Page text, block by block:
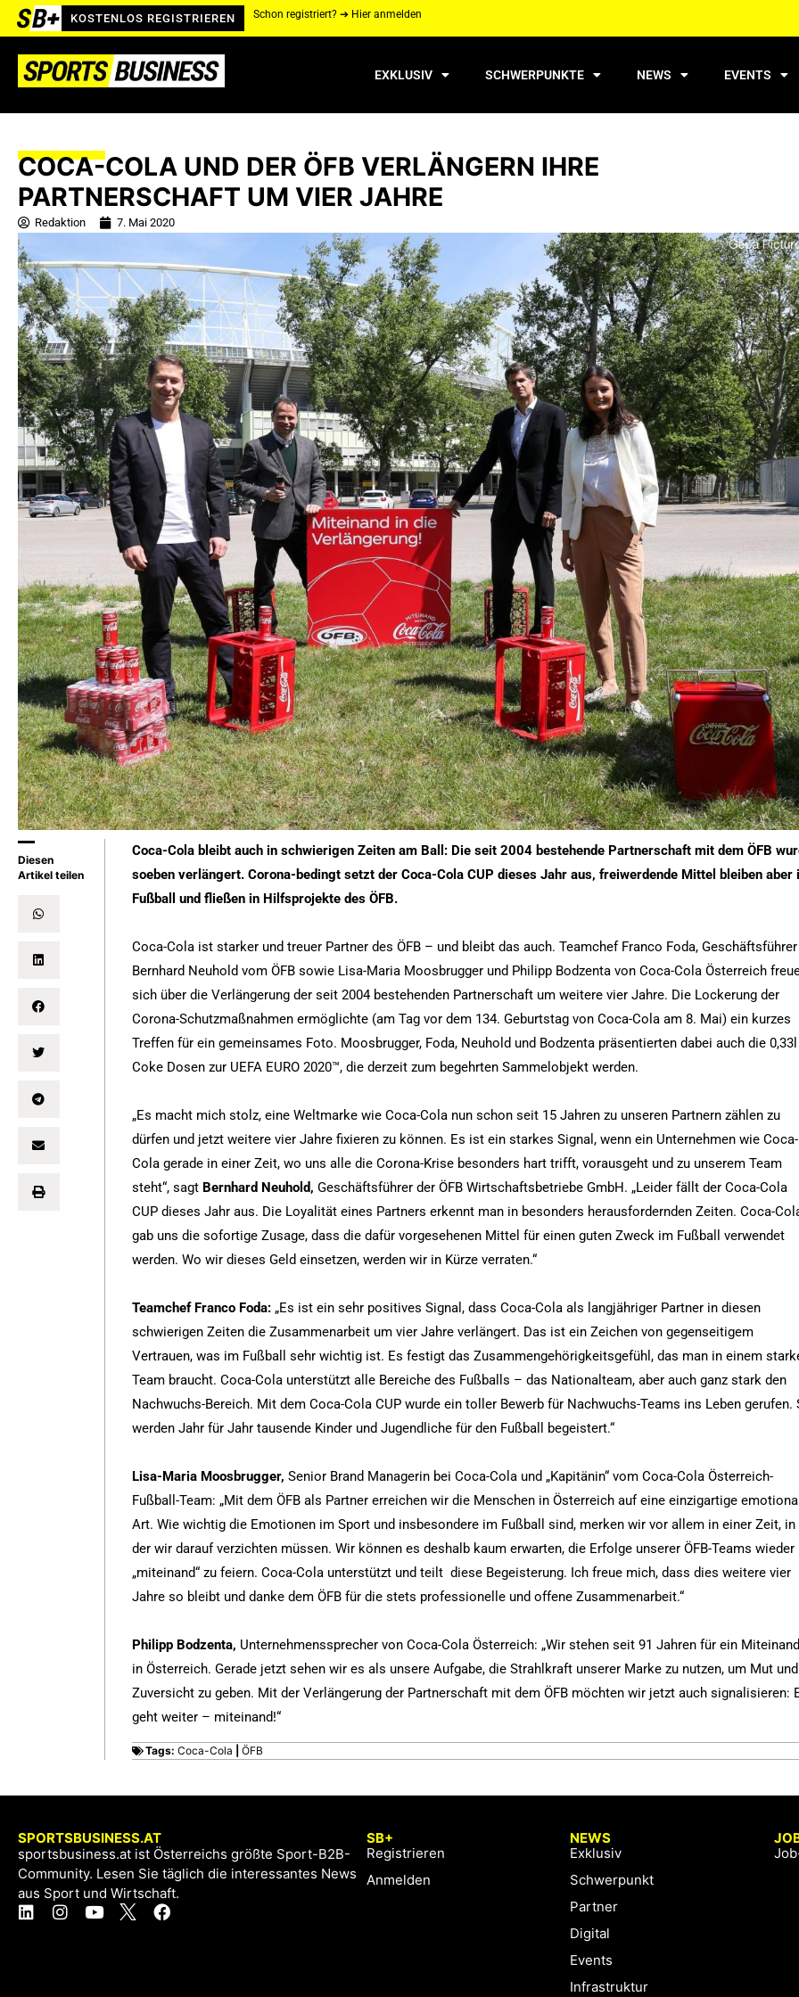
KOSTENLOS REGISTRIEREN Schon registriert? ➔ Hier anmelden
EXKLUSIV SCHWERPUNKTE NEWS EVENTS
COCA-COLA UND DER ÖFB VERLÄNGERN IHRE
PARTNERSCHAFT UM VIER JAHRE
Redaktion 7. Mai 2020
Diesen
Artikel teilen
Coca-Cola bleibt auch in schwierigen Zeiten am Ball: Die seit 2004 bestehende Partnerschaft mit dem ÖFB
soeben verlängert. Corona-bedingt setzt der Coca-Cola CUP dieses Jahr aus, freiwerdende Mittel bleiben aber
Fußball und fließen in Hilfsprojekte des ÖFB.
Coca-Cola ist starker und treuer Partner des ÖFB – und bleibt das auch. Teamchef Franco Foda, Geschäftsführer
Bernhard Neuhold vom ÖFB sowie Lisa-Maria Moosbrugger und Philipp Bodzenta von Coca-Cola Österreich
sich über die Verlängerung der seit 2004 bestehenden Partnerschaft um weitere vier Jahre. Die Lockerung der
Corona-Schutzmaßnahmen ermöglichte (am Tag vor dem 134. Geburtstag von Coca-Cola am 8. Mai) ein kurzes
Treffen für ein gemeinsames Foto. Moosbrugger, Foda, Neuhold und Bodzenta präsentierten dabei auch die 0,33l
Coke Dosen zur UEFA EURO 2020™, die derzeit zum begehrten Sammelobjekt werden.
„Es macht mich stolz, eine Weltmarke wie Coca-Cola nun schon seit 15 Jahren zu unseren Partnern zählen zu
dürfen und jetzt weitere vier Jahre fixieren zu können. Es ist ein starkes Signal, wenn ein Unternehmen wie Coca-
Cola gerade in einer Zeit, wo uns alle die Corona-Krise besonders hart trifft, vorausgeht und zu unserem Team
steht“, sagt Bernhard Neuhold, Geschäftsführer der ÖFB Wirtschaftsbetriebe GmbH. „Leider fällt der Coca-Cola
CUP dieses Jahr aus. Die Loyalität eines Partners erkennt man in besonders herausfordernden Zeiten. Coca-
gab uns die sofortige Zusage, dass die dafür vorgesehenen Mittel für einen guten Zweck im Fußball verwendet
werden. Wo wir dieses Geld einsetzen, werden wir in Kürze verraten.“
Teamchef Franco Foda: „Es ist ein sehr positives Signal, dass Coca-Cola als langjähriger Partner in diesen
schwierigen Zeiten die Zusammenarbeit um vier Jahre verlängert. Das ist ein Zeichen von gegenseitigem
Vertrauen, was im Fußball sehr wichtig ist. Es festigt das Zusammengehörigkeitsgefühl, das man in einem
Team braucht. Coca-Cola unterstützt alle Bereiche des Fußballs – das Nationalteam, aber auch ganz stark den
Nachwuchs-Bereich. Mit dem Coca-Cola CUP wurde ein toller Bewerb für Nachwuchs-Teams ins Leben gerufen.
werden Jahr für Jahr tausende Kinder und Jugendliche für den Fußball begeistert.“
Lisa-Maria Moosbrugger, Senior Brand Managerin bei Coca-Cola und „Kapitänin“ vom Coca-Cola Österreich-
Fußball-Team: „Mit dem ÖFB als Partner erreichen wir die Menschen in Österreich auf eine einzigartige
Art. Wie wichtig die Emotionen im Sport und insbesondere im Fußball sind, merken wir vor allem in einer Zeit, in
der wir darauf verzichten müssen. Wir können es deshalb kaum erwarten, die Erfolge unserer ÖFB-Teams wieder
„miteinand“ zu feiern. Coca-Cola unterstützt und teilt diese Begeisterung. Ich freue mich, dass dies weitere vier
Jahre so bleibt und danke dem ÖFB für die stets professionelle und offene Zusammenarbeit.“
Philipp Bodzenta, Unternehmenssprecher von Coca-Cola Österreich: „Wir stehen seit 91 Jahren für ein Miteinand
in Österreich. Gerade jetzt sehen wir es als unsere Aufgabe, die Strahlkraft unserer Marke zu nutzen, um Mut und
Zuversicht zu geben. Mit der Verlängerung der Partnerschaft mit dem ÖFB möchten wir jetzt auch signalisieren:
geht weiter – miteinand!“
Tags:Coca-Cola |ÖFB
SPORTSBUSINESS.AT
sportsbusiness.at ist Österreichs größte Sport-B2B-
Community. Lesen Sie täglich die interessantes News
aus Sport und Wirtschaft.
SB+
Registrieren
Anmelden
NEWS
Exklusiv
Schwerpunkt
Partner
Digital
Events
Infrastruktur